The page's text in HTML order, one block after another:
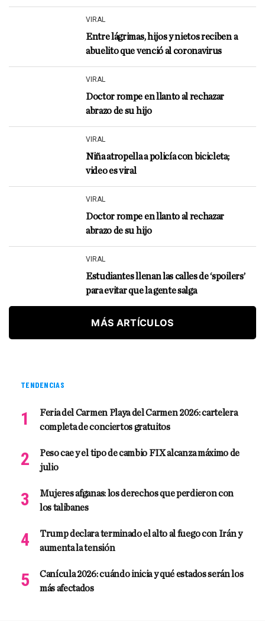
VIRAL
Entre lágrimas, hijos y nietos reciben a
abuelito que venció al coronavirus
VIRAL
Doctor rompe en llanto al rechazar
abrazo de su hijo
VIRAL
Niña atropella a policía con bicicleta;
video es viral
VIRAL
Doctor rompe en llanto al rechazar
abrazo de su hijo
VIRAL
Estudiantes llenan las calles de ‘spoilers’
para evitar que la gente salga
MÁS ARTÍCULOS
TENDENCIAS
Feria del Carmen Playa del Carmen 2026: cartelera
completa de conciertos gratuitos
Peso cae y el tipo de cambio FIX alcanza máximo de
julio
Mujeres afganas: los derechos que perdieron con
los talibanes
Trump declara terminado el alto al fuego con Irán y
aumenta la tensión
Canícula 2026: cuándo inicia y qué estados serán los
más afectados